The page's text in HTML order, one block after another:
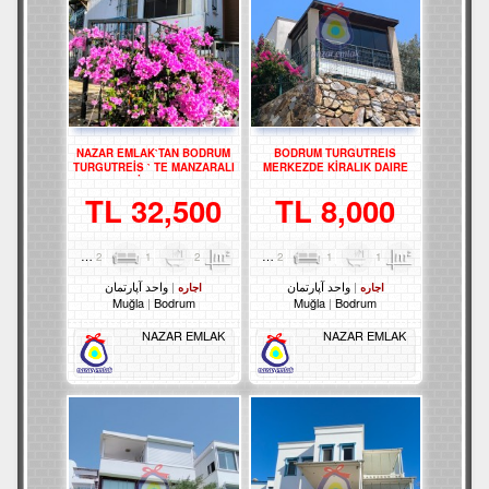
BODRUM TURGUTREIS
MERKEZDE KİRALIK DAIRE
8,000 TL
2 1 1
اجاره
واحد آپارتمان
Muğla Bodrum
NAZAR EMLAK
NAZAR EMLAK`TAN BODRUM
TURGUTREİS ` TE MANZARALI
2+1 DAİRE REF-2749
32,500 TL
65m²
2 1 2
اجاره
واحد آپارتمان
Muğla Bodrum
NAZAR EMLAK